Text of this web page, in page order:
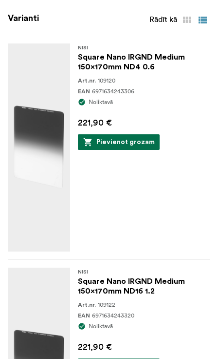
Varianti Rādīt kā
NISI
Square Nano IRGND Medium
150x170mm ND4 0.6
Art.nr. 109120
EAN 6971634243306
Noliktavā
221,90 €
Pievienot grozam
NISI
Square Nano IRGND Medium
150x170mm ND16 1.2
Art.nr. 109122
EAN 6971634243320
Noliktavā
221,90 €